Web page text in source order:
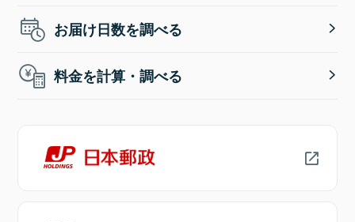
お届け日数を調べる
料金を計算・調べる